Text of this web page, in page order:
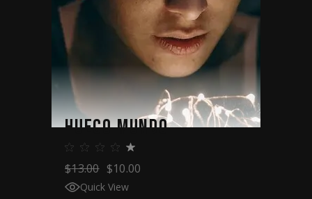
HUECO MUNDO
$13.00 $10.00
Quick View